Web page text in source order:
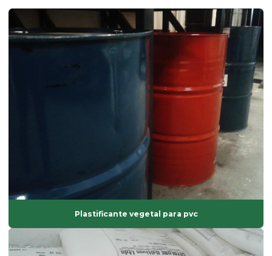
Desmoldante líquido
Dessecante comprar
Empresa de fabricação de aditivos de uso industrial
Estabilizante bário
Estabilizante cálcio zinco
Estabilizante líquido
Plastificante vegetal para pvc